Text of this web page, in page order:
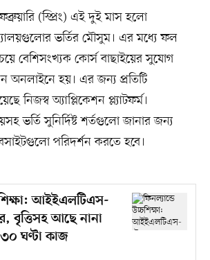
(স্প্রিং) এই দুই মাস হলো
ভর্তির মৌসুম। এর মধ্যে ফল
বেশিসংখ্যক কোর্স বাছাইয়ের সুযোগ
অনলাইনে হয়। এর জন্য প্রতিটি
নিজস্ব অ্যাপ্লিকেশন প্ল্যাটফর্ম।
ভর্তি সুনির্দিষ্ট শর্তগুলো জানার জন্য
পরিদর্শন করতে হবে।
আইইএলটিএস-
বৃত্তিসহ আছে নানা
ঘণ্টা কাজ